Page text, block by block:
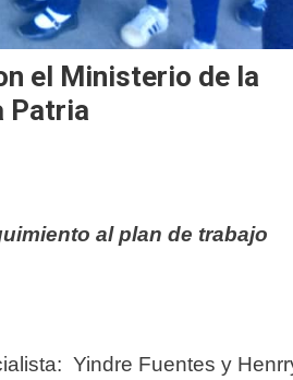
el Ministerio de la
Patria
al plan de trabajo
Yindre Fuentes y